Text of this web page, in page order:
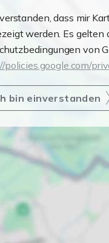
dass mir
werden. Es gelten
von
policies.google.com/
bin einverstanden